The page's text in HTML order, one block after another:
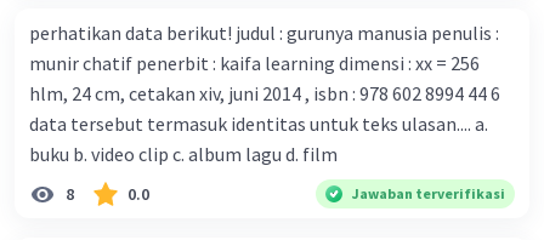
serangan virus Corona dengan menemukan vaksin virus
tersebut. B. Para ilmuan perlu segera mempelajari virus
corona yang menjadi masalah besar bagi kesehatan dunia
karena persebarannya sangat cepat. C. Masyarakat perlu
mawas diri dan menjaga kesehatan dalam menghadapi
serangan virus corona yang mulai menyebar di Indonesia,
D. Virus corona menjadi masalah besar bagi kesehatan
perhatikan data berikut! judul : gurunya manusia penulis :
munir chatif penerbit : kaifa learning dimensi : xx = 256
hlm, 24 cm, cetakan xiv, juni 2014 , isbn : 978 602 8994 44 6
data tersebut termasuk identitas untuk teks ulasan.... a.
buku b. video clip c. album lagu d. film
8 0.0 Jawaban terverifikasi